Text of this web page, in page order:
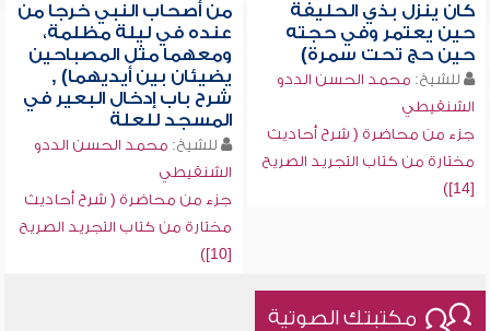
كان ينزل بذي الحليفة
حين يعتمر وفي حجته
حين حج تحت سمرة)
للشيخ: محمد الحسن الددو
الشنقيطي
جزء من محاضرة ( شرح أحاديث
مختارة من كتاب التجريد الصريح
[14])
من أصحاب النبي خرجا من
عنده في ليلة مظلمة،
ومعهما مثل المصباحين
يضيئان بين أيديهما) ,
شرح باب إدخال البعير في
المسجد للعلة
للشيخ: محمد الحسن الددو
الشنقيطي
جزء من محاضرة ( شرح أحاديث
مختارة من كتاب التجريد الصريح
[10])
مكتبتك الصوتية